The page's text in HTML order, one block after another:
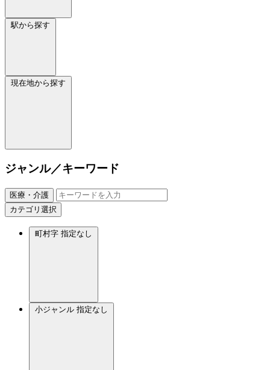
駅から探す
現在地から探す
ジャンル／キーワード
医療・介護
カテゴリ選択
町村字 指定なし
小ジャンル 指定なし